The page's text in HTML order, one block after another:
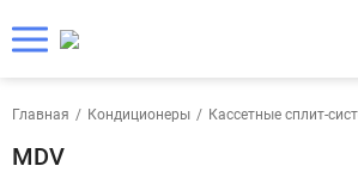
Главная / Кондиционеры / Кассетные сплит-
MDV